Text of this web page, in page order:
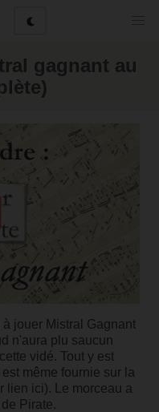
gagnant au
jouer Mistral Gagnant
n'aura plu saucun
vidé. Tout y est
même fournie sur la
lien ici). Le morceau a
Pirate.